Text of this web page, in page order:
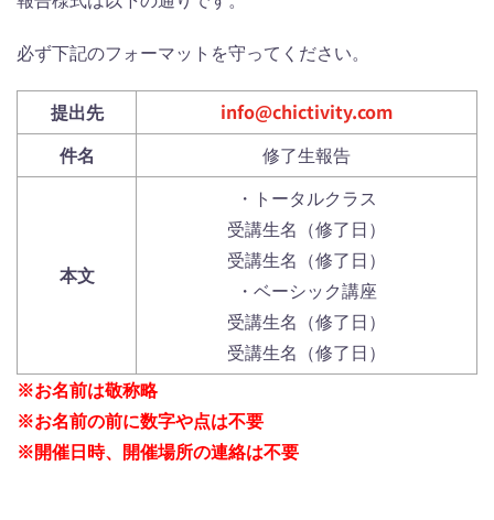
必ず下記のフォーマットを守ってください。
提出先 info@chictivity.com
件名 修了生報告
本文
・トータルクラス
受講生名（修了日）
受講生名（修了日）
・ベーシック講座
受講生名（修了日）
受講生名（修了日）
※お名前は敬称略
※お名前の前に数字や点は不要
※開催日時、開催場所の連絡は不要